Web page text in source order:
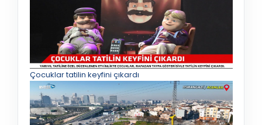
Çocuklar tatilin keyfini çıkardı